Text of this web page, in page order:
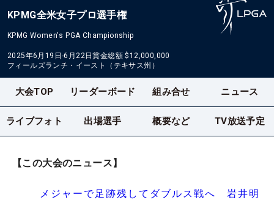
KPMG全米女子プロ選手権
KPMG Women's PGA Championship
2025年6月19日-6月22日賞金総額 $12,000,000
フィールズランチ・イースト（テキサス州）
大会TOP リーダーボード 組み合せ ニュース
ライブフォト 出場選手 概要など TV放送予定
【この大会のニュース】
メジャーで足跡残してダブルス戦へ 岩井明